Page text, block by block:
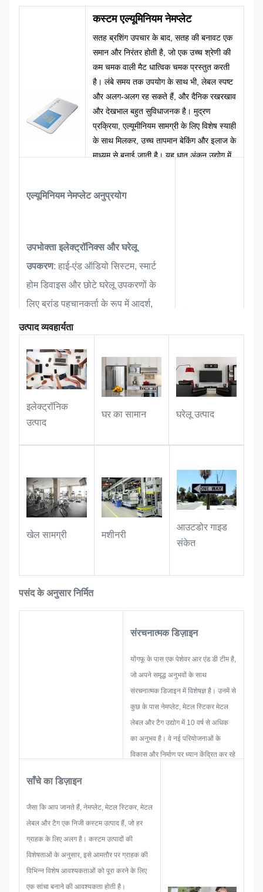
कस्टम एल्यूमिनियम नेमप्लेट
सतह ब्रशिंग उपचार के बाद, सतह की बनावट एक
समान और निरंतर होती है, जो एक उच्च श्रेणी की
कम चमक वाली मैट धात्विक चमक प्रस्तुत करती
है। लंबे समय तक उपयोग के साथ भी, लेबल स्पष्ट
और अलग-अलग रह सकते हैं, और दैनिक रखरखाव
और देखभाल बहुत सुविधाजनक है। मुद्रण
प्रक्रिया, एल्यूमीनियम सामग्री के लिए विशेष स्याही
के साथ मिलकर, उच्च तापमान बेकिंग और इलाज के
माध्यम से बनाई जाती है। यह धातु अंकन उद्योग में
चेतावनी नेमप्लेट की उपयोग आवश्यकताओं के लिए
एल्यूमिनियम नेमप्लेट अनुप्रयोग
उपभोक्ता इलेक्ट्रॉनिक्स और घरेलू
उपकरण: हाई-एंड ऑडियो सिस्टम, स्मार्ट
होम डिवाइस और छोटे घरेलू उपकरणों के
लिए ब्रांड पहचानकर्ता के रूप में आदर्श,
उत्पाद बनावट और ब्रांड पहचान को बढ़ाता
गृह साज-सज्जा एवं सजावट
: कस्टम फ़र्निचर
और सॉफ्ट फ़र्नीचर के लिए ब्रांड मार्कर के
रूप में बिल्कुल सही। इसका संक्षिप्त
डिज़ाइन उत्पादों में उत्कृष्ट बनावट विवरण
जोड़ते हुए, बिना रुकावट के सहजता से
उत्पाद व्यवहार्यता
इलेक्ट्रॉनिक
उत्पाद
घर का सामान घरेलू उत्पाद
खेल सामग्री मशीनरी
आउटडोर गाइड
संकेत
पसंद के अनुसार निर्मित
संरचनात्मक डिज़ाइन
योंगफू के पास एक पेशेवर आर एंड डी टीम है,
जो अपने समृद्ध अनुभवों के साथ
संरचनात्मक डिजाइन में विशेषज्ञ है। उनमें से
कुछ के पास नेमप्लेट, मेटल स्टिकर मेटल
लेबल और टैग उद्योग में 10 वर्ष से अधिक
का अनुभव है। वे नई परियोजनाओं के
विकास और निर्माण पर ध्यान केंद्रित कर रहे
और फिर यह सुनिश्चित करने के लिए एक
स्केच तैयार करेंगे कि यह ग्राहक को संतुष्ट
करने के लिए पर्याप्त है।
जब नेमप्लेट, मेटल स्टिकर, मेटल लेबल या
टैग विकसित करना शुरू करते हैं, तो हम
साँचे का डिज़ाइन
जैसा कि आप जानते हैं, नेमप्लेट, मेटल स्टिकर, मेटल
लेबल और टैग एक निजी कस्टम उत्पाद हैं, जो हर
ग्राहक के लिए अलग है। कस्टम उत्पादों की
विशेषताओं के अनुसार, इसे आमतौर पर ग्राहक की
विभिन्न विशेष आवश्यकताओं को पूरा करने के लिए
एक सांचा बनाने की आवश्यकता होती है।